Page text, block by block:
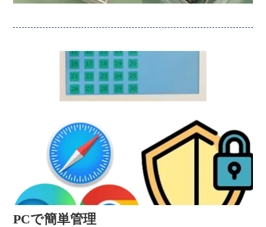
PCで簡単管理